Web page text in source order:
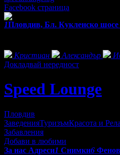
Facebook страница
1Пловдив, Бл. Кукленско
Кристиан
Александър
Докладвай нередност
Speed Lounge
Пловдив
ЗаведенияТуризъмКрасота и
Забавления
Добави в любими
За нас Адреси1 Снимки6